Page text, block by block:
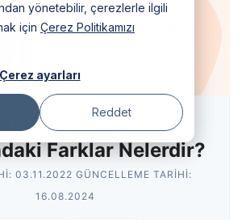
yönetebilir, çerezlerle ilgili
için Çerez Politikamızı
Çerez ayarları
Reddet
ve C2C Nedir?
Farklar Nelerdir?
03.11.2022 GÜNCELLEME TARIHI:
16.08.2024